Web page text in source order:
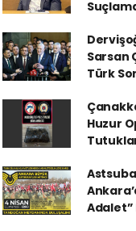
Sarsan
Türk
Huzur
Adalet”